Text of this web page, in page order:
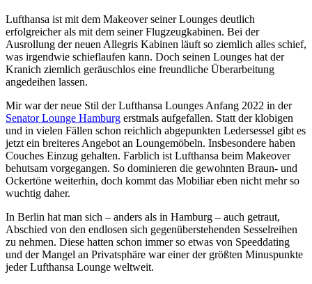
Lufthansa ist mit dem Makeover seiner Lounges deutlich
erfolgreicher als mit dem seiner Flugzeugkabinen. Bei der
Ausrollung der neuen Allegris Kabinen läuft so ziemlich alles schief,
was irgendwie schieflaufen kann. Doch seinen Lounges hat der
Kranich ziemlich geräuschlos eine freundliche Überarbeitung
angedeihen lassen.
Mir war der neue Stil der Lufthansa Lounges Anfang 2022 in der
Senator Lounge Hamburg erstmals aufgefallen. Statt der klobigen
und in vielen Fällen schon reichlich abgepunkten Ledersessel gibt es
jetzt ein breiteres Angebot an Loungemöbeln. Insbesondere haben
Couches Einzug gehalten. Farblich ist Lufthansa beim Makeover
behutsam vorgegangen. So dominieren die gewohnten Braun- und
Ockertöne weiterhin, doch kommt das Mobiliar eben nicht mehr so
wuchtig daher.
In Berlin hat man sich – anders als in Hamburg – auch getraut,
Abschied von den endlosen sich gegenüberstehenden Sesselreihen
zu nehmen. Diese hatten schon immer so etwas von Speeddating
und der Mangel an Privatsphäre war einer der größten Minuspunkte
jeder Lufthansa Lounge weltweit.